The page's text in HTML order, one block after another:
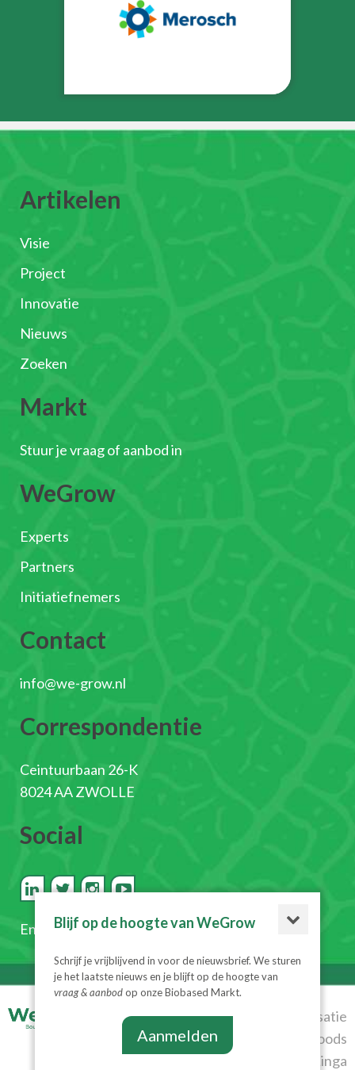
Artikelen
Visie
Project
Innovatie
Nieuws
Zoeken
Markt
Stuur je vraag of aanbod in
WeGrow
Experts
Partners
Initiatiefnemers
Contact
info@we-grow.nl
Correspondentie
Ceintuurbaan 26-K
8024 AA ZWOLLE
Social
En schrijf je in voor de nieuwsbrief
© 2026
WeGrow|Algemene
Realisatie
Diesignloods
& Linga
Blijf op de hoogte van WeGrow
Schrijf je vrijblijvend in voor de nieuwsbrief. We sturen
je het laatste nieuws en je blijft op de hoogte van
vraag & aanbodop onze Biobased Markt.
Aanmelden